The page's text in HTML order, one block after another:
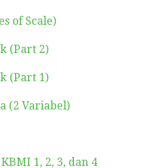
of Scale)
(Part 2)
(Part 1)
(2 Variabel)
1, 2, 3, dan 4